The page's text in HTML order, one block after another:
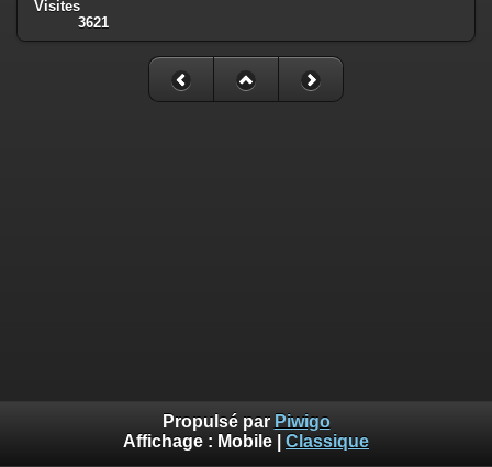
Visites
3621
Propulsé par Piwigo
Affichage : Mobile Classique